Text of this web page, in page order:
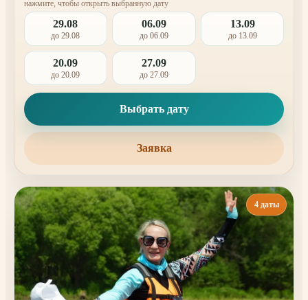
нажмите, чтобы открыть выбранную дату
29.08
до 29.08
06.09
до 06.09
13.09
до 13.09
20.09
до 20.09
27.09
до 27.09
Выбрать дату
Заявка
4 даты